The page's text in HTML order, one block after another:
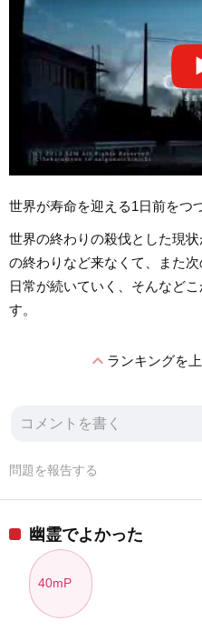
世界が寿命を迎える1日前をつ
世界の終わりの殺伐とした現
の終わりなど来なくて、また
日常が続いていく、そんなど
す。
expand_lessランキングを
問題を報告する
幽霊でよかった
40mP